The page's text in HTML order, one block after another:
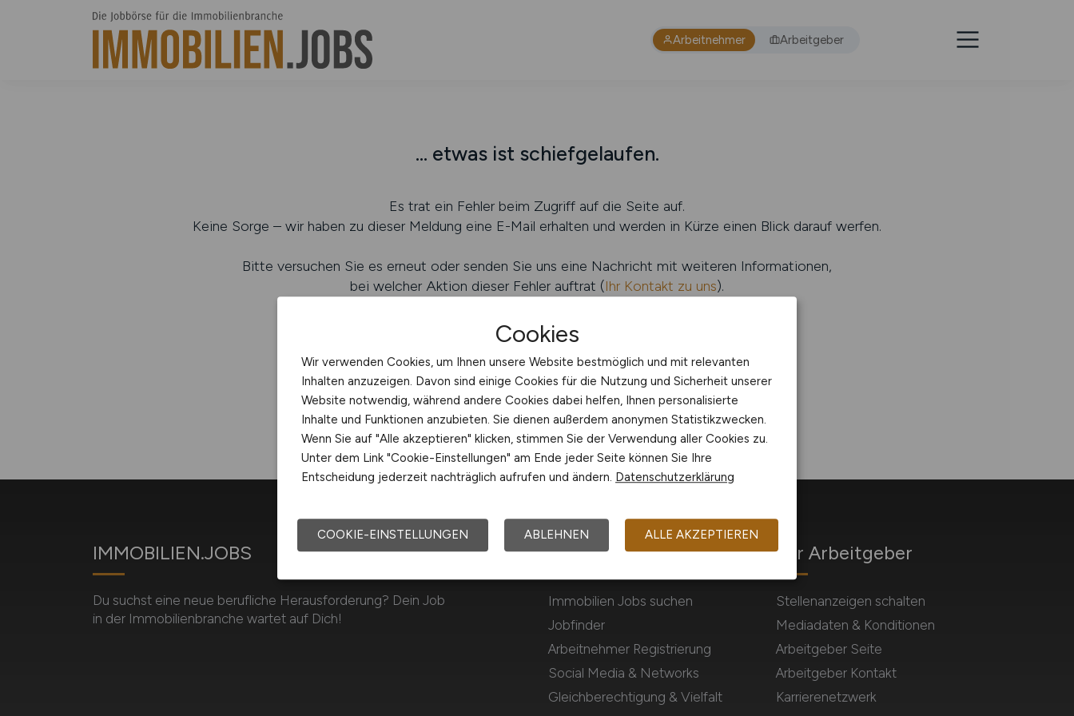
Arbeitnehmer Arbeitgeber
... etwas ist schiefgelaufen.
Es trat ein Fehler beim Zugriff auf die Seite auf.
Keine Sorge – wir haben zu dieser Meldung eine E-Mail erhalten und werden in Kürze einen Blick darauf werfen.
Bitte versuchen Sie es erneut oder senden Sie uns eine Nachricht mit weiteren Informationen,
bei welcher Aktion dieser Fehler auftrat (Ihr Kontakt zu uns).
IMMOBILIEN.JOBS
Du suchst eine neue berufliche Herausforderung? Dein Job
in der Immobilienbranche wartet auf Dich!
Für Arbeitnehmer
Immobilien Jobs suchen
Jobfinder
Arbeitnehmer Registrierung
Social Media & Networks
Gleichberechtigung & Vielfalt
Für Arbeitgeber
Stellenanzeigen schalten
Mediadaten & Konditionen
Arbeitgeber Seite
Arbeitgeber Kontakt
Karrierenetzwerk
Cookies
Wir verwenden Cookies, um Ihnen unsere Website bestmöglich und mit relevanten
Inhalten anzuzeigen. Davon sind einige Cookies für die Nutzung und Sicherheit unserer
Website notwendig, während andere Cookies dabei helfen, Ihnen personalisierte
Inhalte und Funktionen anzubieten. Sie dienen außerdem anonymen Statistikzwecken.
Wenn Sie auf "Alle akzeptieren" klicken, stimmen Sie der Verwendung aller Cookies zu.
Unter dem Link "Cookie-Einstellungen" am Ende jeder Seite können Sie Ihre
Entscheidung jederzeit nachträglich aufrufen und ändern. Datenschutzerklärung
COOKIE-EINSTELLUNGEN ABLEHNEN ALLE AKZEPTIEREN